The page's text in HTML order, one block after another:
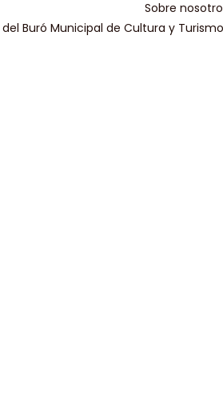
Sobre
Buró Municipal de Cultura y